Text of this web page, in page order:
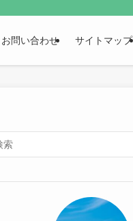
お問い合わせ サイトマップ